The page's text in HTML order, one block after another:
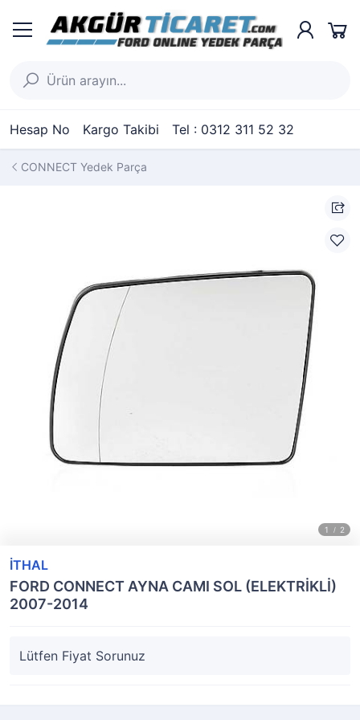
Hesap No Kargo Takibi Tel : 0312 311 52 32
CONNECT Yedek Parça
İTHAL
FORD CONNECT AYNA CAMI SOL (ELEKTRİKLİ)
2007-2014
Lütfen Fiyat Sorunuz